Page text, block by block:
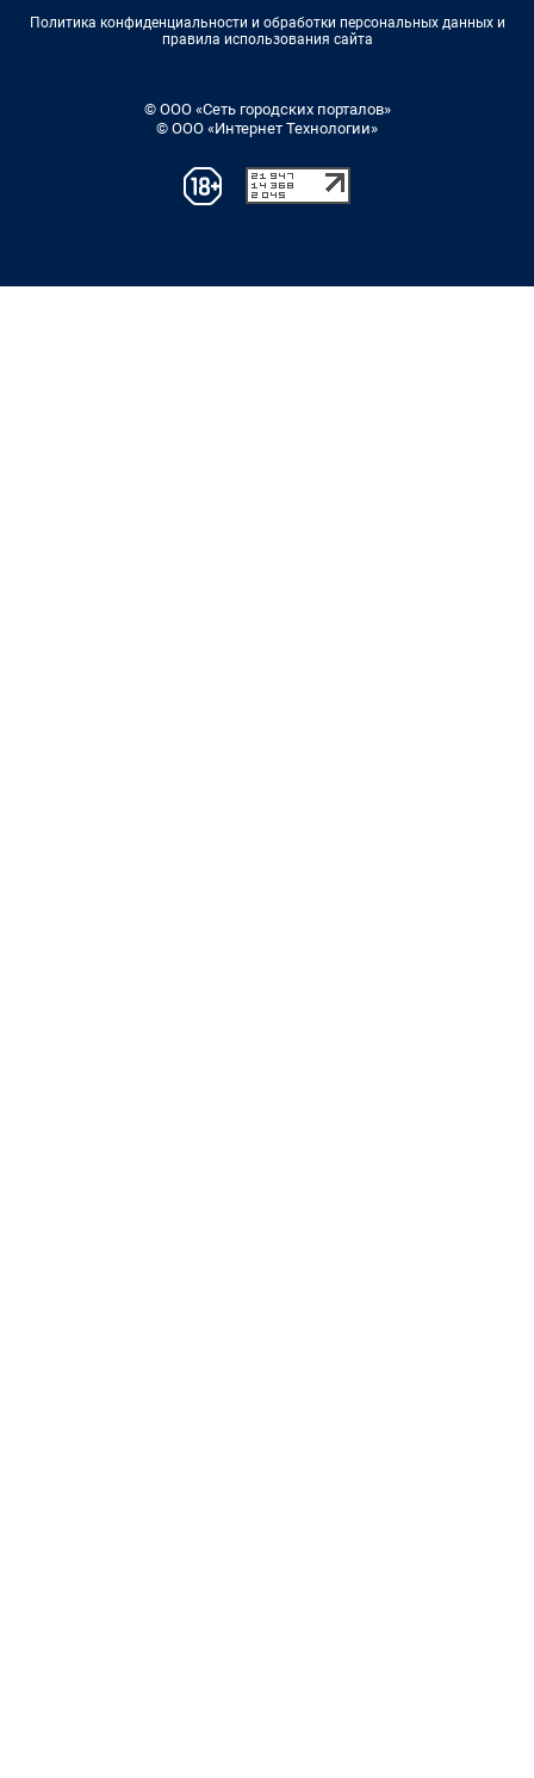
Политика конфиденциальности и обработки персональных данных и
правила использования сайта
© ООО «Сеть городских порталов»
© ООО «Интернет Технологии»